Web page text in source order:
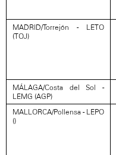
MADRID/Torrejón - LETO
(TOJ)
MÁLAGA/Costa del Sol -
LEMG (AGP)
MALLORCA/Pollensa - LEPO
()